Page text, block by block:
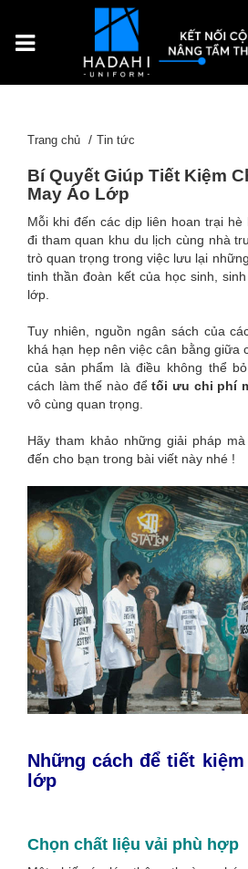
Trang chủ Tin tức
Bí Quyết Giúp Tiết Kiệm
May Áo Lớp
Mỗi khi đến các dịp liên hoan trại
đi tham quan khu du lịch cùng nhà
trò quan trọng trong việc lưu lại
tinh thần đoàn kết của học sinh,
lớp.
Tuy nhiên, nguồn ngân sách của
khá hạn hẹp nên việc cân bằng giữa
của sản phẩm là điều không thể
cách làm thế nào đểtối ưu chi phí
vô cùng quan trọng.
Hãy tham khảo những giải pháp
đến cho bạn trong bài viết này nhé !
Những cách để tiết
lớp
Chọn chất liệu vải phù hợp